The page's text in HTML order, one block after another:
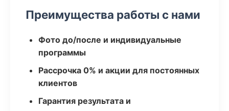
Преимущества работы с нами
Фото до/после и индивидуальные
программы
Рассрочка 0% и акции для постоянных
клиентов
Гарантия результата и